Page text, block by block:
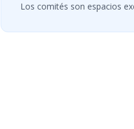
Los comités son espacios